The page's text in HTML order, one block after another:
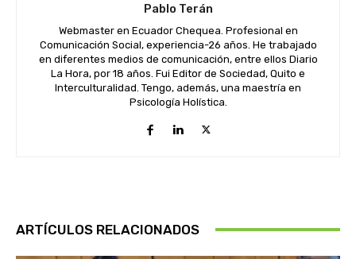
Pablo Terán
Webmaster en Ecuador Chequea. Profesional en
Comunicación Social, experiencia-26 años. He trabajado
en diferentes medios de comunicación, entre ellos Diario
La Hora, por 18 años. Fui Editor de Sociedad, Quito e
Interculturalidad. Tengo, además, una maestría en
Psicología Holística.
ARTÍCULOS RELACIONADOS